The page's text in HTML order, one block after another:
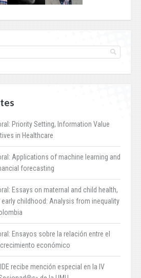
Priority Setting, Information Value
in Healthcare
Applications of machine learning and
forecasting
Essays on maternal and child health,
childhood: Analysis from inequality
Ensayos sobre la relación entre el
económico
recibe mención especial en la IV